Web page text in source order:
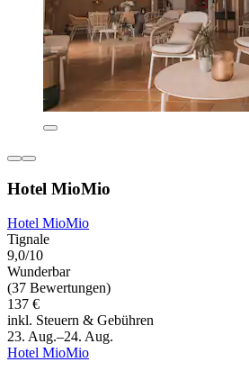
Hotel MioMio
Hotel MioMio
Tignale
9,0/10
Wunderbar
(37 Bewertungen)
137 €
inkl. Steuern & Gebühren
23. Aug.–24. Aug.
Hotel MioMio